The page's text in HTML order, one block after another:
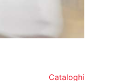
Cataloghi